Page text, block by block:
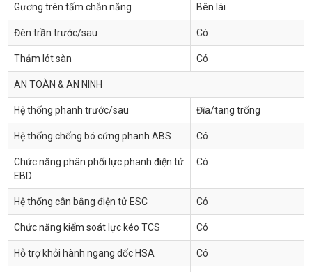
Gương trên tấm chắn nắng Bên lái
Đèn trần trước/sau Có
Thảm lót sàn Có
AN TOÀN & AN NINH
Hệ thống phanh trước/sau Đĩa/tang trống
Hệ thống chống bó cứng phanh ABS Có
Chức năng phân phối lực phanh điện tử
EBD
Có
Hệ thống cân bằng điện tử ESC Có
Chức năng kiểm soát lực kéo TCS Có
Hỗ trợ khởi hành ngang dốc HSA Có